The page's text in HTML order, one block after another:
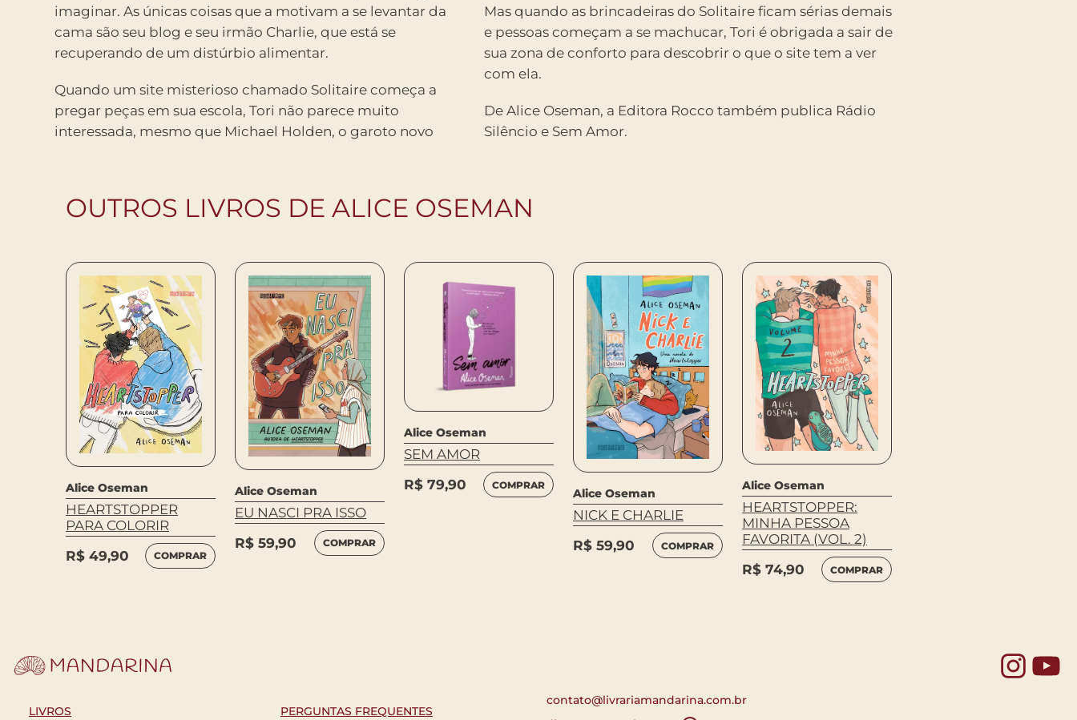
imaginar. As únicas coisas que a motivam a se levantar da
cama são seu blog e seu irmão Charlie, que está se
recuperando de um distúrbio alimentar.
Quando um site misterioso chamado Solitaire começa a
pregar peças em sua escola, Tori não parece muito
interessada, mesmo que Michael Holden, o garoto novo
Mas quando as brincadeiras do Solitaire ficam sérias demais
e pessoas começam a se machucar, Tori é obrigada a sair de
sua zona de conforto para descobrir o que o site tem a ver
com ela.
De Alice Oseman, a Editora Rocco também publica Rádio
Silêncio e Sem Amor.
OUTROS LIVROS DE ALICE OSEMAN
Alice Oseman
HEARTSTOPPER
PARA COLORIR
R$ 49,90 COMPRAR
Alice Oseman
EU NASCI PRA ISSO
R$ 59,90 COMPRAR
Alice Oseman
SEM AMOR
R$ 79,90 COMPRAR
Alice Oseman
NICK E CHARLIE
R$ 59,90 COMPRAR
Alice Oseman
HEARTSTOPPER:
MINHA PESSOA
FAVORITA (VOL. 2)
R$ 74,90 COMPRAR
LIVROS PERGUNTAS FREQUENTES
contato@livrariamandarina.com.br